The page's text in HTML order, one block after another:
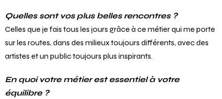
Quelles sont vos plus belles rencontres ?
Celles que je fais tous les jours grâce à ce métier qui me porte
sur les routes, dans des milieux toujours différents, avec des
artistes et un public toujours plus inspirants.
En quoi votre métier est essentiel à votre
équilibre ?